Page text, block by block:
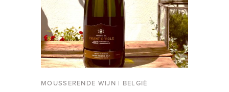
MOUSSERENDE WIJN | BELGIË